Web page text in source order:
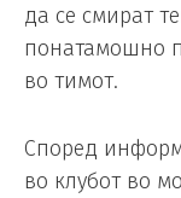
да се смират
понатамошно
во тимот.
Според
во клубот во